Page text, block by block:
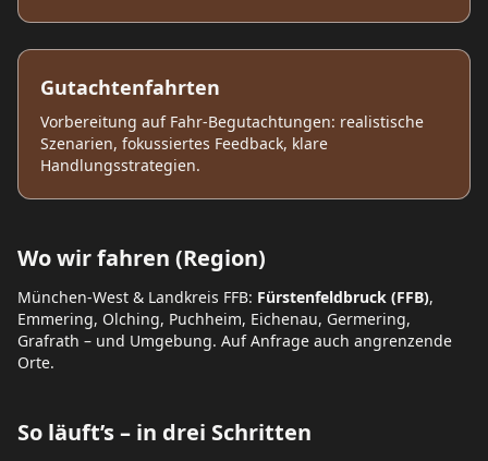
Gutachtenfahrten
Vorbereitung auf Fahr‑Begutachtungen: realistische
Szenarien, fokussiertes Feedback, klare
Handlungsstrategien.
Wo wir fahren (Region)
München‑West & Landkreis FFB: Fürstenfeldbruck (FFB),
Emmering, Olching, Puchheim, Eichenau, Germering,
Grafrath – und Umgebung. Auf Anfrage auch angrenzende
Orte.
So läuft’s – in drei Schritten